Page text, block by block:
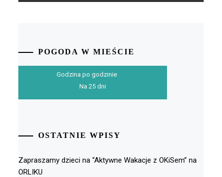
POGODA W MIEŚCIE
Godzina po godzinie
Na 25 dni
OSTATNIE WPISY
Zapraszamy dzieci na “Aktywne Wakacje z OKiSem” na
ORLIKU